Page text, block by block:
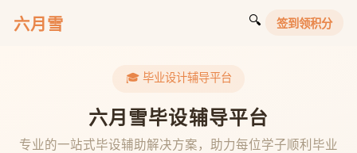
六月雪 🔍 签到领积分
🎓 毕业设计辅导平台
六月雪毕设辅导平台
专业的一站式毕设辅助解决方案，助力每位学子顺利毕业